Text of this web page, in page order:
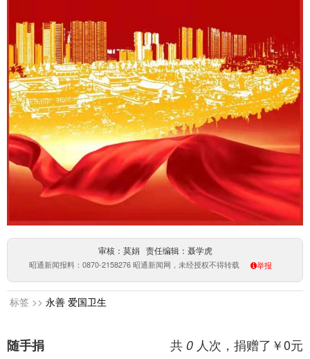
审核：莫娟 责任编辑：聂学虎
昭通新闻报料：0870-2158276 昭通新闻网，未经授权不得转载 举报
标签 >> 永善 爱国卫生
共 0 人次，捐赠了￥0元
随手捐